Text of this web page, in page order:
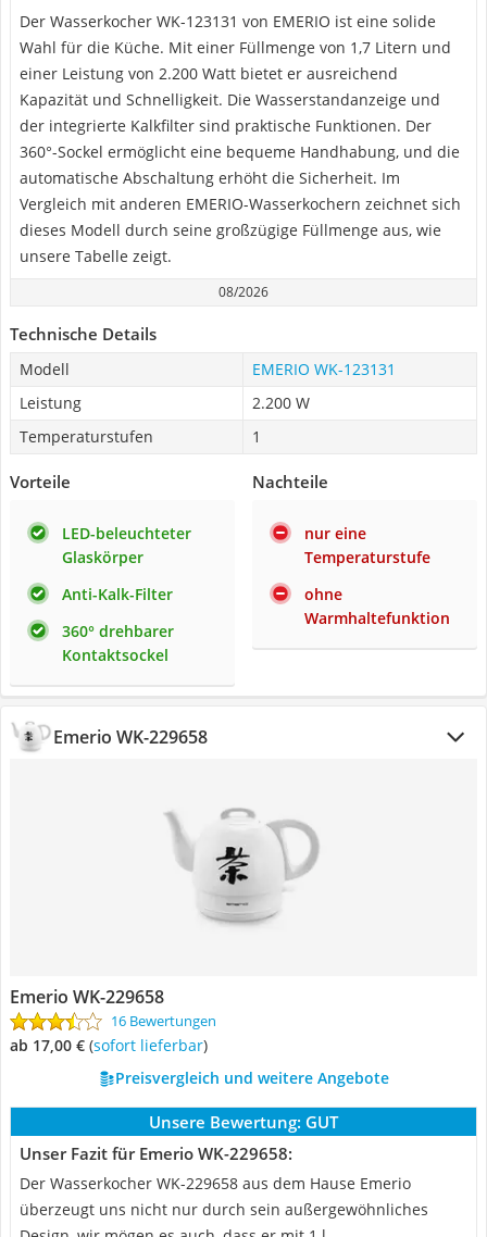
Der Wasserkocher WK-123131 von EMERIO ist eine solide
Wahl für die Küche. Mit einer Füllmenge von 1,7 Litern und
einer Leistung von 2.200 Watt bietet er ausreichend
Kapazität und Schnelligkeit. Die Wasserstandanzeige und
der integrierte Kalkfilter sind praktische Funktionen. Der
360°-Sockel ermöglicht eine bequeme Handhabung, und die
automatische Abschaltung erhöht die Sicherheit. Im
Vergleich mit anderen EMERIO-Wasserkochern zeichnet sich
dieses Modell durch seine großzügige Füllmenge aus, wie
unsere Tabelle zeigt.
08/2026
Technische Details
Modell
EMERIO WK-123131
Leistung
2.200 W
Temperaturstufen
1
Vorteile
LED-beleuchteter
Glaskörper
Anti-Kalk-Filter
360° drehbarer
Kontaktsockel
Nachteile
nur eine
Temperaturstufe
ohne
Warmhaltefunktion
Emerio WK-229658
Emerio WK-229658
16 Bewertungen
ab 17,00 € ( Sofort lieferbar)
Preisvergleich und weitere Angebote
Unsere Bewertung: GUT
Unser Fazit für Emerio WK-229658:
Der Wasserkocher WK-229658 aus dem Hause Emerio
überzeugt uns nicht nur durch sein außergewöhnliches